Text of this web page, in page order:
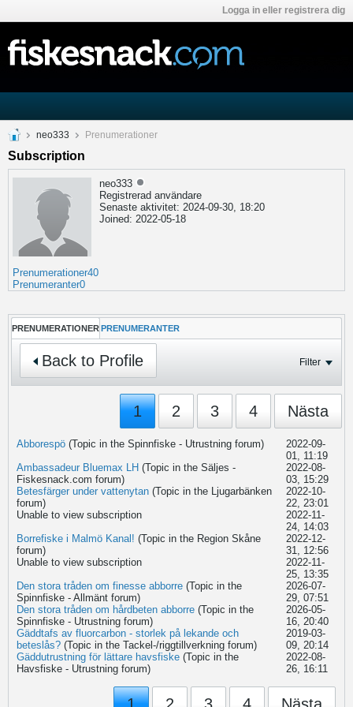
Logga in eller registrera dig
neo333 Prenumerationer
Subscription
neo333
Registrerad användare
Senaste aktivitet: 2024-09-30, 18:20
Joined: 2022-05-18
Prenumerationer40
Prenumeranter0
PRENUMERATIONER PRENUMERANTER
Back to Profile Filter
1 2 3 4 Nästa
Abborespö (Topic in the Spinnfiske - Utrustningforum)
2022-09-
01, 11:19
Ambassadeur Bluemax LH (Topic in the Säljes -
Fiskesnack.com forum)
2022-08-
03, 15:29
Betesfärger under vattenytan (Topic in the Ljugarbänken
forum)
2022-10-
22, 23:01
Unable to view subscription
2022-11-
24, 14:03
Borrefiske i Malmö Kanal! (Topic in the Region Skåne
forum)
2022-12-
31, 12:56
Unable to view subscription
2022-11-
25, 13:35
Den stora tråden om finesse abborre (Topic in the
Spinnfiske - Allmäntforum)
2026-07-
29, 07:51
Den stora tråden om hårdbeten abborre (Topic in the
Spinnfiske - Utrustningforum)
2026-05-
16, 20:40
Gäddtafs av fluorcarbon - storlek på lekande och
beteslås? (Topic in the Tackel-/riggtillverkningforum)
2019-03-
09, 20:14
Gäddutrustning för lättare havsfiske (Topic in the
Havsfiske - Utrustningforum)
2022-08-
26, 16:11
1 2 3 4 Nästa